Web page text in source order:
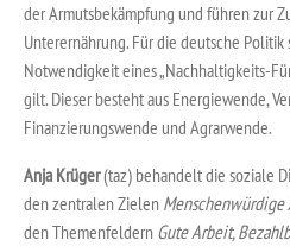
der Armutsbekämpfung und führen zur
Unterernährung. Für die deutsche
Notwendigkeit eines „Nachhaltigkeits-
gilt. Dieser besteht aus Energiewende,
Finanzierungswende und Agrarwende.
Anja Krüger(taz) behandelt die soziale
den zentralen Zielen Menschenwürdige
den Themenfeldern Gute Arbeit,